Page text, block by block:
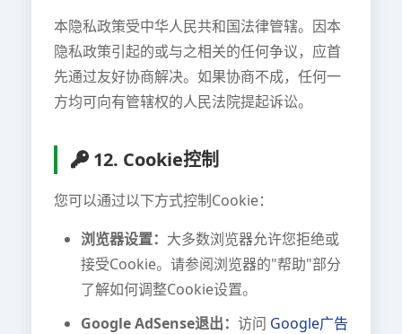
本隐私政策受中华人民共和国法律管辖。因本
隐私政策引起的或与之相关的任何争议，应首
先通过友好协商解决。如果协商不成，任何一
方均可向有管辖权的人民法院提起诉讼。
12. Cookie控制
您可以通过以下方式控制Cookie：
浏览器设置： 大多数浏览器允许您拒绝或
接受Cookie。请参阅浏览器的"帮助"部分
了解如何调整Cookie设置。
Google AdSense退出： 访问 Google广告